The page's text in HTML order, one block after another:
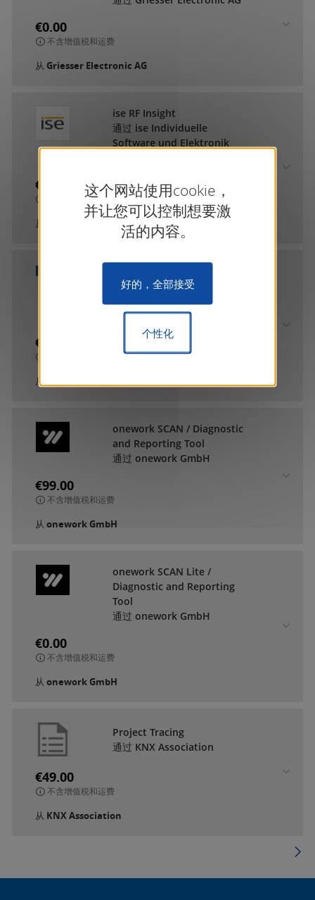
€0.00
不含增值税和运费
从 Griesser Electronic AG
ise RF Insight
通过 ise Individuelle
Software und Elektronik
€0.00
不含增值税和运费
从 ise Individuelle Software und...
Check
通过 MDT technologies
GmbH
€9.90
从
onework SCAN / Diagnostic
and Reporting Tool
通过 onework GmbH
€99.00
不含增值税和运费
从 onework GmbH
onework SCAN Lite /
Diagnostic and Reporting
Tool
通过 onework GmbH
€0.00
不含增值税和运费
从 onework GmbH
Project Tracing
通过 KNX Association
€49.00
不含增值税和运费
从 KNX Association
这个网站使用cookie，
并让您可以控制想要激
活的内容。
好的，全部接受
个性化